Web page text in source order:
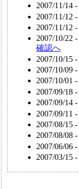
2007/11/14 -
2007/11/12 -
2007/11/12 -
2007/10/22 -
確認へ
2007/10/15 -
2007/10/09 -
2007/10/01 -
2007/09/18 -
2007/09/14 -
2007/09/11 -
2007/08/15 -
2007/08/08 -
2007/06/06 -
2007/03/15 -